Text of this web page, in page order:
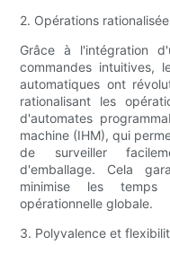
2. Opérations
Grâce à l'intégration
commandes intuitives,
automatiques ont
rationalisant les
d'automates
machine (IHM), qui
de surveiller
d'emballage. Cela
minimise les temps
opérationnelle globale.
3. Polyvalence et